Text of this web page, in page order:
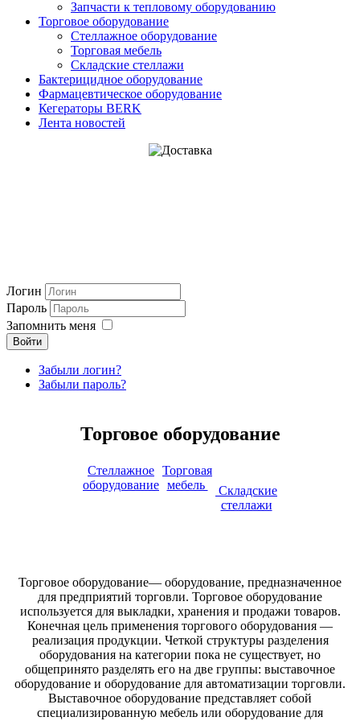
Запчасти к тепловому оборудованию
Торговое оборудование
Стеллажное оборудование
Торговая мебель
Складские стеллажи
Бактерицидное оборудование
Фармацевтическое оборудование
Кегераторы BERK
Лента новостей
Логин
Пароль
Запомнить меня
Войти
Забыли логин?
Забыли пароль?
Торговое оборудование
Стеллажное
оборудование
Торговая
мебель
Складские
стеллажи
Торговое оборудование— оборудование, предназначенное
для предприятий торговли. Торговое оборудование
используется для выкладки, хранения и продажи товаров.
Конечная цель применения торгового оборудования —
реализация продукции. Четкой структуры разделения
оборудования на категории пока не существует, но
общепринято разделять его на две группы: выставочное
оборудование и оборудование для автоматизации торговли.
Выставочное оборудование представляет собой
специализированную мебель или оборудование для